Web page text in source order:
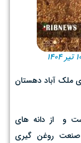
روستای ملک آباد دهستان
است و از دانه های
صنعت روغن گیری